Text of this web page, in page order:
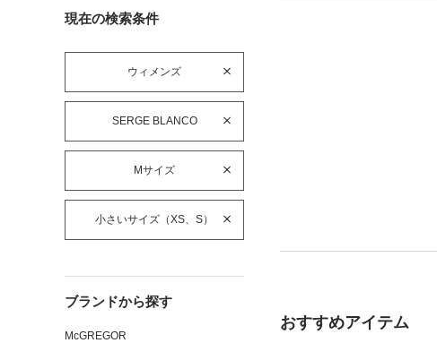
現在の検索条件
ウィメンズ
SERGE BLANCO
Mサイズ
小さいサイズ（XS、S）
ブランドから探す
McGREGOR
おすすめアイテム